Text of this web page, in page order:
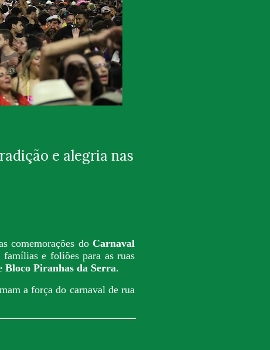
e alegria nas
comemorações do Carnaval
e foliões para as ruas
Bloco Piranhas da Serra.
a força do carnaval de rua